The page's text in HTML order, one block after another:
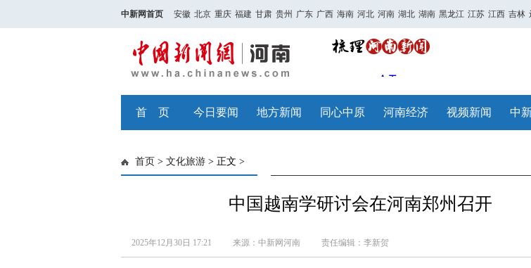
中新网首页 安徽 北京 重庆 福建 甘肃 贵州 广东 广西 海南 河北 河南 湖北 湖南 黑龙江 江苏 江西 吉林
首 页 今日要闻 地方新闻 同心中原 河南经济 视频新闻 中
首页 > 文化旅游 > 正文 >
中国越南学研讨会在河南郑州召开
2025年12月30日 17:21 来源：中新网河南 责任编辑：李新贺